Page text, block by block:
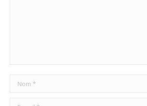
Nom *
E-mail *